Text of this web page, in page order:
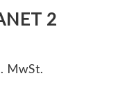
2
MwSt.